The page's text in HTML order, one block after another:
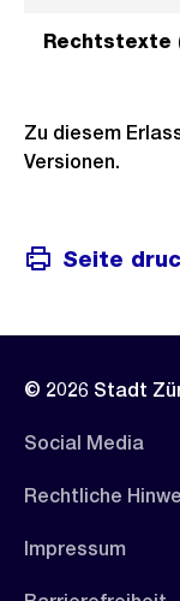
Rechtstexte
Zu diesem
Versionen.
Seite
© 2026 Stadt
Social Media
Rechtliche
Impressum